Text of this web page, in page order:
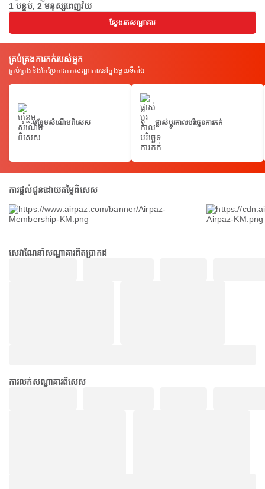
1 បន្ទប់, 2 មនុស្សពេញវ័យ
ស្វែងរកសណ្ឋាគារ
គ្រប់គ្រងការកក់របស់អ្នក
គ្រប់គ្រងនិងកែប្រែការកក់សណ្ឋាគារនៅក្នុងមួយទីតាំង
បន្ថែមសំណើមពិសេស ផ្លាស់ប្តូរកាលបរិច្ឆេទការកក់
ការផ្តល់ជូនដោយតម្លៃពិសេស
សេវាណែនាំសណ្ឋាគារពិតប្រាកដ
ការលក់សណ្ឋាគារពិសេស